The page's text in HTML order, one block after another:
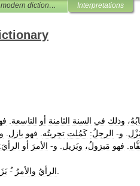
Arabic modern dictionary Interpretations
وذلك في السنة الثامنة أو التاسعة
و- الرجلُ: كَمُلت تجربتُه فهو بازل و
فهو مَبزولُ، وبَزيل و- الأمرَ أو الرأيَ:
الرأيُ والأمرُ -